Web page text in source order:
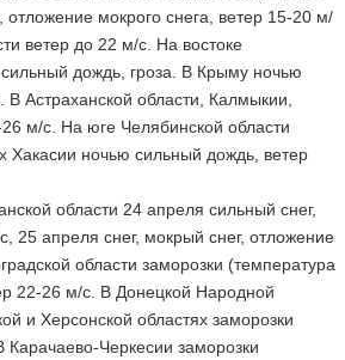
отложение мокрого снега, ветер 15-20 м/
ветер до 22 м/с. На востоке
дождь, гроза. В Крыму ночью
Астраханской области, Калмыкии,
м/с. На юге Челябинской области
Хакасии ночью сильный дождь, ветер
области 24 апреля сильный снег,
25 апреля снег, мокрый снег, отложение
области заморозки (температура
22-26 м/с. В Донецкой Народной
и Херсонской областях заморозки
Карачаево-Черкесии заморозки